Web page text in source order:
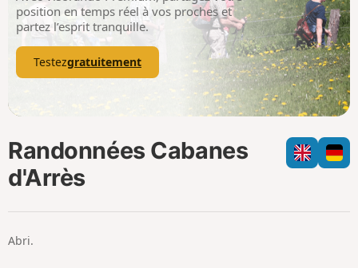
p
position en temps réel à vos proches et
partez l’esprit tranquille.
Testezgratuitement
Randonnées Cabanes
d'Arrès
Abri.